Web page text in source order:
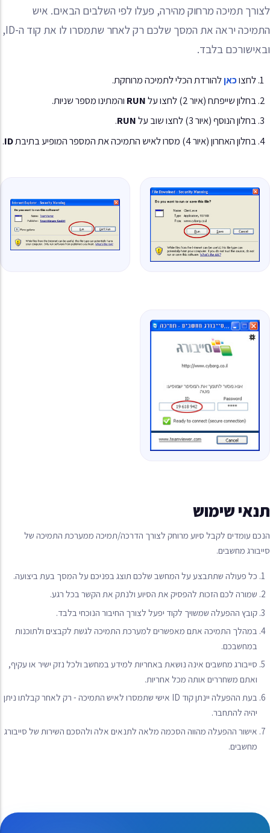
לצורך תמיכה מרחוק מהירה, פעלו לפי השלבים הבאים. איש
התמיכה יראה את המסך שלכם רק לאחר שתמסרו לו את קוד ה-ID,
ובאישורכם בלבד.
לחצוכאןלהורדת הכלי לתמיכה מרוחקת.
בחלון שייפתח (איור 2) לחצו על
RUN והמתינו מספר שניות.
בחלון הנוסף (איור 3) לחצו שוב על
RUN
.
בחלון האחרון (איור 4) מסרו לאיש התמיכה את המספר המופיע בתיבת
ID
.
תנאי שימוש
הנכם עומדים לקבל סיוע מרוחק לצורך הדרכה/תמיכה ממערכת התמיכה של
סייבורג מחשבים.
כל פעולה שתתבצע על המחשב שלכם תוצג בפניכם על המסך בעת ביצועה.
שמורה לכם הזכות להפסיק את הסיוע ולנתק את הקשר בכל רגע.
קובץ ההפעלה שמשויך לקוד יפעל לצורך החיבור הנוכחי בלבד.
במהלך התמיכה אתם מאפשרים למערכת התמיכה לגשת לקבצים ולתוכנות
במחשבכם.
סייבורג מחשבים אינה נושאת באחריות למידע במחשב ולכל נזק ישיר או עקיף,
ואתם משחררים אותה מכל אחריות.
בעת ההפעלה יינתן קוד ID אישי שתמסרו לאיש התמיכה - רק לאחר קבלתו ניתן
יהיה להתחבר.
אישור ההפעלה מהווה הסכמה מלאה לתנאים אלה ולהסכם השירות של סייבורג
מחשבים.